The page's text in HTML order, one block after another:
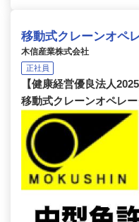
移動式クレーンオペ
木信産業株式会社
正社員
【健康経営優良法人
移動式クレーンオペレ